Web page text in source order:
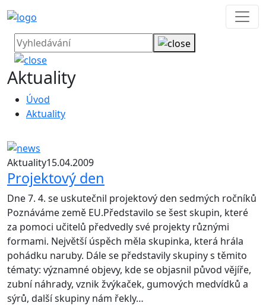
Aktuality
Úvod
Aktuality
Aktuality15.04.2009
Projektový den
Dne 7. 4. se uskutečnil projektový den sedmých ročníků
Poznáváme země EU.Představilo se šest skupin, které
za pomoci učitelů předvedly své projekty různými
formami. Největší úspěch měla skupinka, která hrála
pohádku naruby. Dále se představily skupiny s těmito
tématy: významné objevy, kde se objasnil původ vějíře,
zubní náhrady, vznik žvýkaček, gumových medvídků a
sýrů, další skupiny nám řekly…